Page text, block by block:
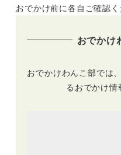
おでかけ前に各自ご確認く
おでかけ
おでかけわんこ部では
るおでかけ情